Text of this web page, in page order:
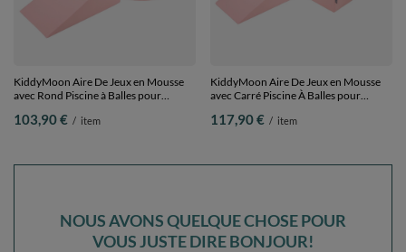
KiddyMoon Aire De Jeux en Mousse
avec Rond Piscine à Balles pour
perle/gris/transparent/rose poudré,
103,90 € / item
KiddyMoon Aire De Jeux en Mousse
avec Carré Piscine À Balles pour
rose:perle/gris/transparent/rose
117,90 € / item
NOUS AVONS QUELQUE CHOSE POUR
VOUS JUSTE DIRE BONJOUR!